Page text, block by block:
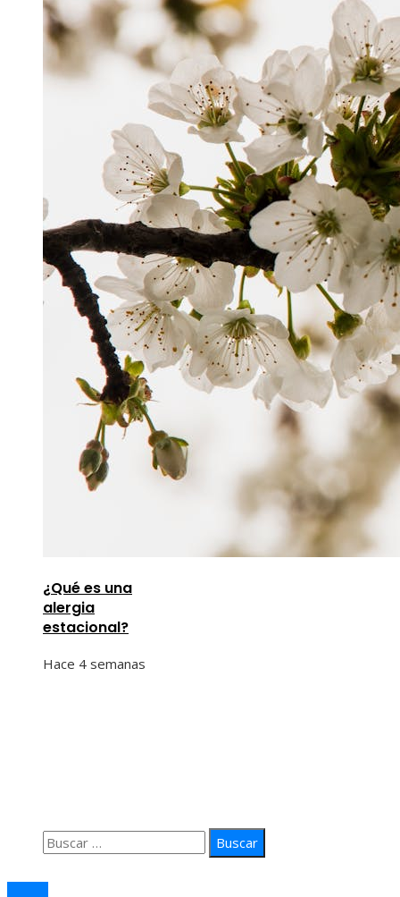
¿Qué es una
alergia
estacional?
Hace 4 semanas
Buscar: